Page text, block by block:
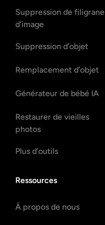
Suppression de filigrane
d’image
Suppression d’objet
Remplacement d’objet
Générateur de bébé IA
Restaurer de vieilles
photos
Plus d’outils
Ressources
À propos de nous